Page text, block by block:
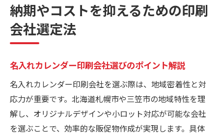
納期やコストを抑えるための印刷
会社選定法
名入れカレンダー印刷会社選びのポイント解説
名入れカレンダー印刷会社を選ぶ際は、地域密着性と対
応力が重要です。北海道札幌市や三笠市の地域特性を理
解し、オリジナルデザインや小ロット対応が可能な会社
を選ぶことで、効率的な販促物作成が実現します。具体